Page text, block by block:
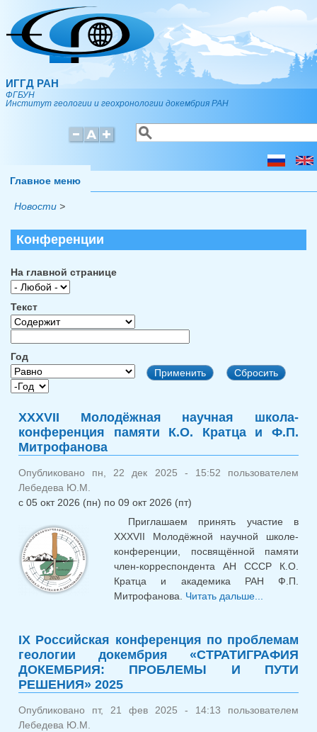
Перейти к основному содержанию
ИГГД РАН
ФГБУН
Институт геологии и геохронологии докембрия РАН
Форма поиска
Поиск
Главное меню
Новости >
Конференции
На главной странице
Текст
Год
Год
Год
XXXVII Молодёжная научная школа-
конференция памяти К.О. Кратца и Ф.П.
Митрофанова
Опубликовано пн, 22 дек 2025 - 15:52 пользователем
Лебедева Ю.М.
с 05 окт 2026 (пн) по 09 окт 2026 (пт)
Приглашаем принять участие в
XXXVII Молодёжной научной школе-
конференции, посвящённой памяти
член-корреспондента АН СССР К.О.
Кратца и академика РАН Ф.П.
Митрофанова. Читать дальше...
памяти
Кратца
IХ Российская конференция по проблемам
геологии докембрия «СТРАТИГРАФИЯ
ДОКЕМБРИЯ: ПРОБЛЕМЫ И ПУТИ
РЕШЕНИЯ» 2025
Опубликовано пт, 21 фев 2025 - 14:13 пользователем
Лебедева Ю.М.